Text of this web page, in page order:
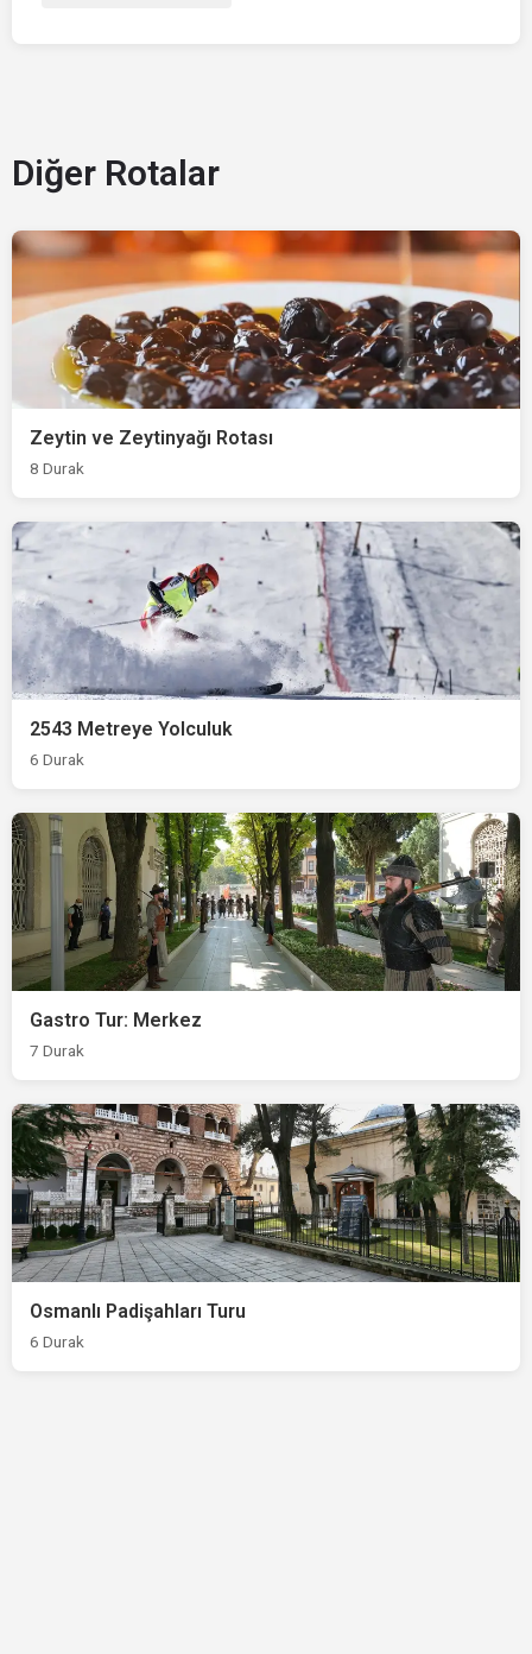
Diğer Rotalar
Zeytin ve Zeytinyağı Rotası
8 Durak
2543 Metreye Yolculuk
6 Durak
Gastro Tur: Merkez
7 Durak
Osmanlı Padişahları Turu
6 Durak